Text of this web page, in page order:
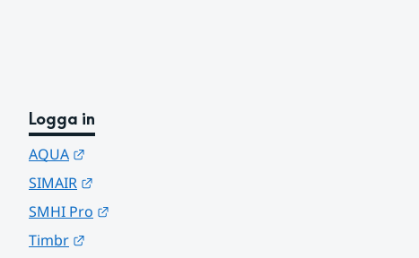
Logga in
AQUA
SIMAIR
SMHI Pro
Timbr